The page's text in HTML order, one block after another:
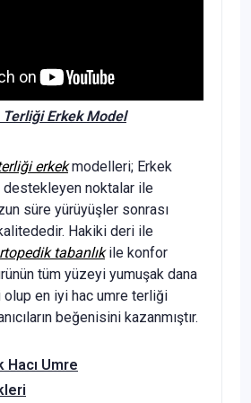
Erkek Model
erkekmodelleri; Erkek
destekleyen noktalar ile
süre yürüyüşler sonrası
Hakiki deri ile
tabanlıkile konfor
tüm yüzeyi yumuşak dana
en iyi hac umre terliği
beğenisini kazanmıştır.
Umre